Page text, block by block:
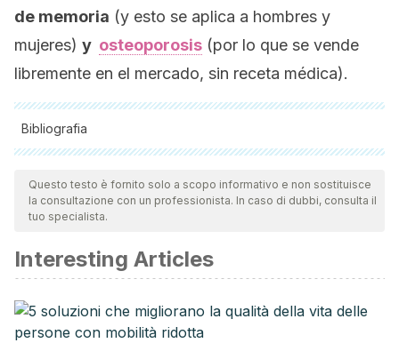
de memoria (y esto se aplica a hombres y
mujeres) y osteoporosis (por lo que se vende
libremente en el mercado, sin receta médica).
Bibliografia
Tutte le fonti citate sono state esaminate a fondo dal nostro
team per garantirne la qualità, l'affidabilità, l'attualità e la
validità. La bibliografia di questo articolo è stata considerata
Gonzales Gustavo F, Villaorduña Leonidas, Gasco Manuel,
Rubio Julio, Gonzales Carla. Maca (Lepidium meyenii
Walp), una revisión sobre sus propiedades biológicas.
Rev. perú. med. exp. salud publica [Internet]. 2014 Ene
Questo testo è fornito solo a scopo informativo e non sostituisce
la consultazione con un professionista. In caso di dubbi, consulta il
tuo specialista.
Interesting Articles